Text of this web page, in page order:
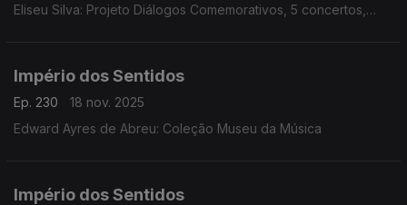
Eliseu Silva: Projeto Diálogos Comemorativos, 5 concertos,
Império dos Sentidos
Ep. 230
18 nov. 2025
Edward Ayres de Abreu: Coleção Museu da Música
Império dos Sentidos